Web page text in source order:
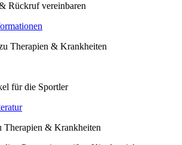
Rückruf vereinbaren
Therapien & Krankheiten
für die Sportler
Therapien & Krankheiten